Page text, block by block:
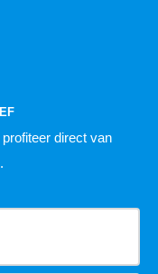
profiteer direct van